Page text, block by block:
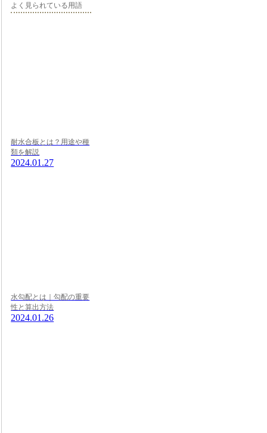
よく見られている用語
耐水合板とは？用途や種
類を解説
2024.01.27
水勾配とは｜勾配の重要
性と算出方法
2024.01.26